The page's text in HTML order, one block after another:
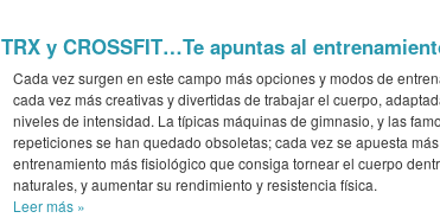
TRX y CROSSFIT…Te apuntas al
Cada vez surgen en este campo más opciones y modos de
cada vez más creativas y divertidas de trabajar el cuerpo,
niveles de intensidad. La típicas máquinas de gimnasio, y las
repeticiones se han quedado obsoletas; cada vez se apuesta
entrenamiento más fisiológico que consiga tornear el cuerpo
naturales, y aumentar su rendimiento y resistencia física.
Leer más »